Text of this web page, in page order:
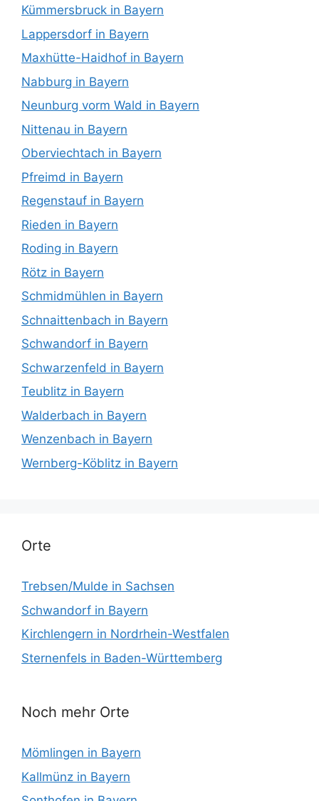
Kümmersbruck in Bayern
Lappersdorf in Bayern
Maxhütte-Haidhof in Bayern
Nabburg in Bayern
Neunburg vorm Wald in Bayern
Nittenau in Bayern
Oberviechtach in Bayern
Pfreimd in Bayern
Regenstauf in Bayern
Rieden in Bayern
Roding in Bayern
Rötz in Bayern
Schmidmühlen in Bayern
Schnaittenbach in Bayern
Schwandorf in Bayern
Schwarzenfeld in Bayern
Teublitz in Bayern
Walderbach in Bayern
Wenzenbach in Bayern
Wernberg-Köblitz in Bayern
Orte
Trebsen/Mulde in Sachsen
Schwandorf in Bayern
Kirchlengern in Nordrhein-Westfalen
Sternenfels in Baden-Württemberg
Noch mehr Orte
Mömlingen in Bayern
Kallmünz in Bayern